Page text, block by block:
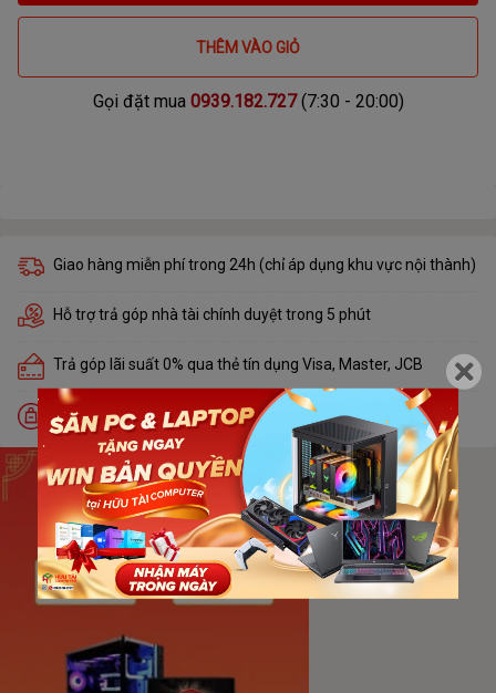
THÊM VÀO GIỎ
Gọi đặt mua 0939.182.727(7:30 - 20:00)
Giao hàng miễn phí trong 24h (chỉ áp dụng khu vực nội thành)
Hỗ trợ trả góp nhà tài chính duyệt trong 5 phút
Trả góp lãi suất 0% qua thẻ tín dụng Visa, Master, JCB
Đổi trả miễn phí trong 30 ngày